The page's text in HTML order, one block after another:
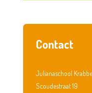
Contact
Julianaschool
Scoudestraat 19